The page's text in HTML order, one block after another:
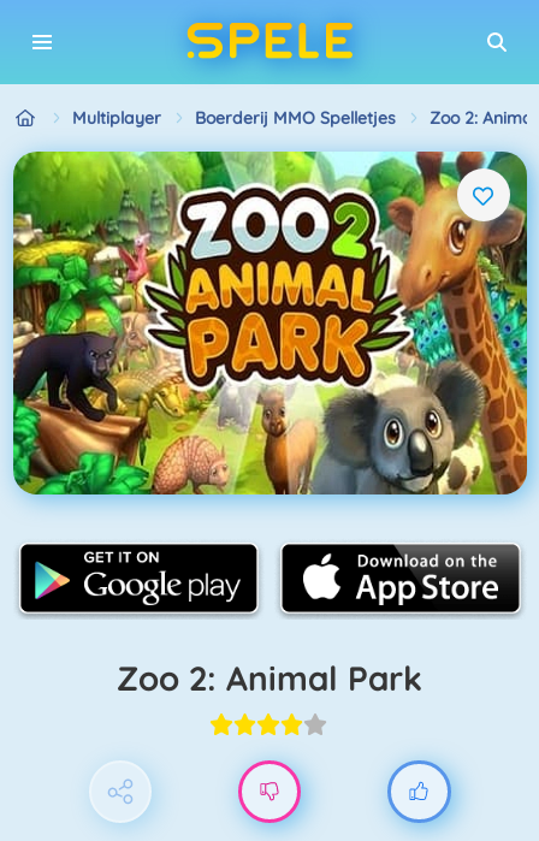
Multiplayer Boerderij MMO Spelletjes Zoo 2:
Zoo 2: Animal Park